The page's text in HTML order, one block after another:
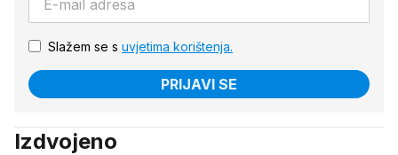
Slažem se s uvjetima korištenja.
PRIJAVI SE
Izdvojeno